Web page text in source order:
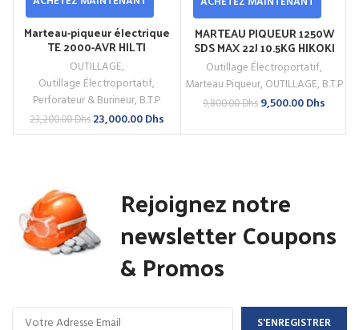
Marteau-piqueur électrique
TE 2000-AVR HILTI
OUTILLAGE,
Outillage Électroportatif,
Perforateur & Burineur, B.T.P
23,200.00Dhs Le
prix
23,000.00DhsLe
prix
MARTEAU PIQUEUR 1250W
SDS MAX 22J 10.5KG HIKOKI
Outillage Électroportatif,
Marteau Piqueur, OUTILLAGE, B.T.P
9,800.00Dhs Le
initial
9,500.00Dhs
actuel
Rejoignez notre
newsletter Coupons
& Promos